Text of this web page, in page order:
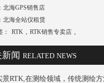
北海GPS销售店
北海全站仪租赁
RTK , RTK销售专卖店 ,
闻 RELATED NEWS
景RTK,在测绘领域，传统测绘